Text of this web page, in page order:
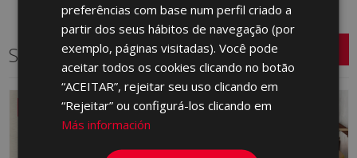
Séries relacionadas
GERMAN
PORTUGUESE
preferências com base num perfil criado a
partir dos seus hábitos de navegação (por
exemplo, páginas visitadas). Você pode
aceitar todos os cookies clicando no botão
“ACEITAR”, rejeitar seu uso clicando em
“Rejeitar” ou configurá-los clicando em
Más información